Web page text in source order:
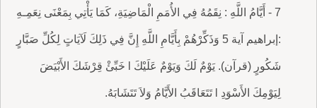
7 - أَيَّامُ اللَّهِ : نِقَمُهُ فِي الأُمَمِ الْمَاضِيَةِ، كَمَا يَأْتِي بِمَعْنَى نِعَمِـهِ
:إبراهيم آية 5 وَذَكِّرْهُمْ بِأَيَّامِ اللَّهِ إِنَّ فِي ذَلِكَ لَآيَاتٍ لِكُلِّ صَبَّارٍ
شَكُورٍ (قرآن). يَوْمٌ لَكَ وَيَوْمٌ عَلَيْكَ l خَبِّئْ قِرْشَكَ الأَبْيَضَ
لِيَوْمِكَ الأَسْوَدِ l تَتَعَاقَبُ الأَيَّامُ وَلاَ تَتَشَابَهُ.